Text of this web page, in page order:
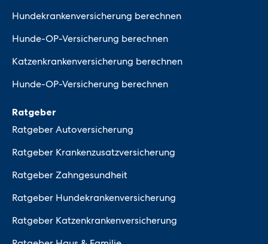
Hundekrankenversicherung berechnen
Hunde-OP-Versicherung berechnen
Katzenkrankenversicherung berechnen
Hunde-OP-Versicherung berechnen
Ratgeber
Ratgeber Autoversicherung
Ratgeber Krankenzusatzversicherung
Ratgeber Zahngesundheit
Ratgeber Hundekrankenversicherung
Ratgeber Katzenkrankenversicherung